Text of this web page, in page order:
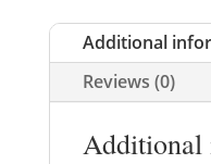
Additional
Reviews (0)